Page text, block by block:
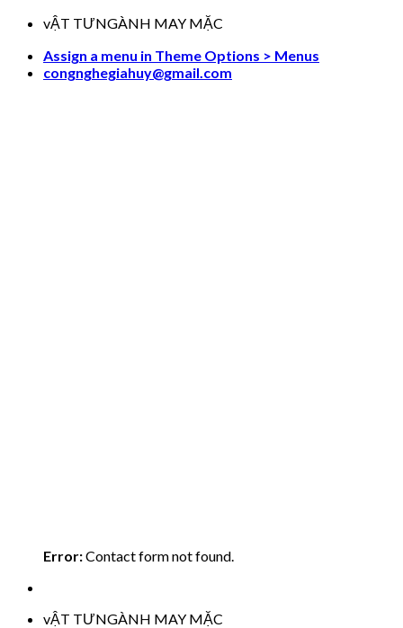
Skip
content
vẬT TƯNGÀNH MAY MẶC
Assign a menu in Theme Options > Menus
congnghegiahuy@gmail.com
Error:Contact form not found.
vẬT TƯNGÀNH MAY MẶC